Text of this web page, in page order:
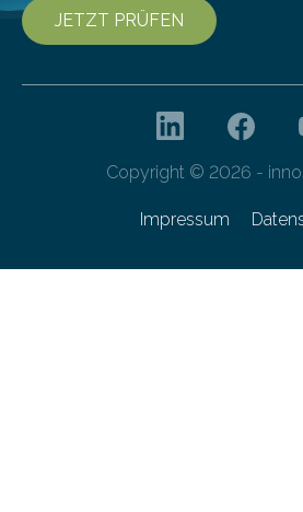
JETZT PRÜFEN
Copyright © 2026 -
Impressum